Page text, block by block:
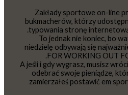
Zakłady sportowe on-line
bukmacherów, którzy
typowania stronę internetową
To jednak nie koniec, bo
niedzielę odbywają się
FOR WORKING OUT
A jeśli i gdy wygrasz, musisz
odebrać swoje pieniądze,
zamierzałeś postawić em